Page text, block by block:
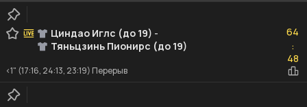
Циндао Иглс (до 19) -
Тяньцзинь Пионирс (до 19)
64
:48
48
<1" (17:16, 24:13, 23:19) Перерыв